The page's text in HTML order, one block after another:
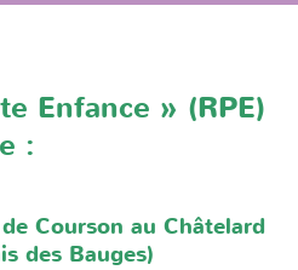
Enfance » (RPE)
:
Courson au Châtelard
des Bauges)